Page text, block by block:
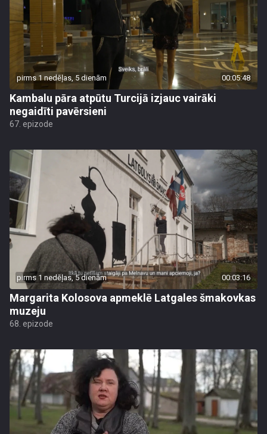
pirms 1 nedēļas, 5 dienām 00:05:48
Kambalu pāra atpūtu Turcijā izjauc vairāki
negaidīti pavērsieni
67. epizode
pirms 1 nedēļas, 5 dienām 00:03:16
Margarita Kolosova apmeklē Latgales šmakovkas
muzeju
68. epizode